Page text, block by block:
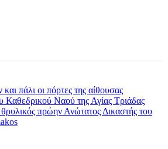
και πάλι οι πόρτες της αίθουσας
Καθεδρικού Ναού της Αγίας Τριάδας
πρώην Ανώτατος Δικαστής του